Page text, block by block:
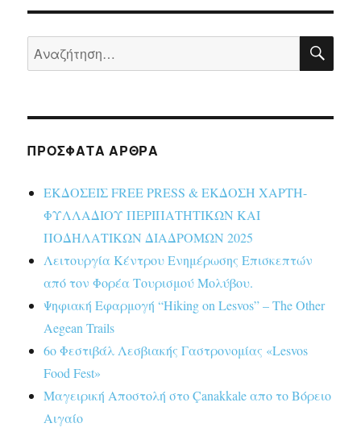
Αναζήτηση
για:
ΠΡΌΣΦΑΤΑ ΆΡΘΡΑ
ΕΚΔΟΣΕΙΣ FREE PRESS & ΕΚΔΟΣΗ ΧΑΡΤΗ-
ΦΥΛΛΑΔΙΟΥ ΠΕΡΙΠΑΤΗΤΙΚΩΝ ΚΑΙ
ΠΟΔΗΛΑΤΙΚΩΝ ΔΙΑΔΡΟΜΩΝ 2025
Λειτουργία Κέντρου Ενημέρωσης Επισκεπτών
από τον Φορέα Τουρισμού Μολύβου.
Ψηφιακή Εφαρμογή “Hiking on Lesvos” – The Other
Aegean Trails
6ο Φεστιβάλ Λεσβιακής Γαστρονομίας «Lesvos
Food Fest»
Μαγειρική Αποστολή στο Çanakkale απο το Βόρειο
Αιγαίο